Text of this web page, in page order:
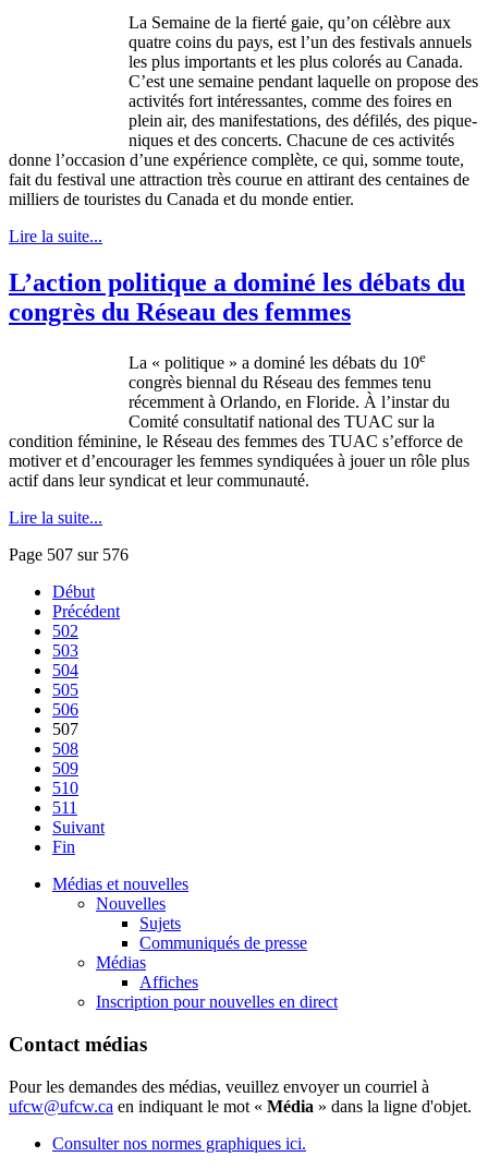
La Semaine de la fierté gaie, qu’on célèbre aux
quatre coins du pays, est l’un des festivals annuels
les plus importants et les plus colorés au Canada.
C’est une semaine pendant laquelle on propose des
activités fort intéressantes, comme des foires en
plein air, des manifestations, des défilés, des pique-
niques et des concerts. Chacune de ces activités
donne l’occasion d’une expérience complète, ce qui, somme toute,
fait du festival une attraction très courue en attirant des centaines de
milliers de touristes du Canada et du monde entier.
Lire la suite...
L’action politique a dominé les débats du
congrès du Réseau des femmes
La « politique » a dominé les débats du 10e
congrès biennal du Réseau des femmes tenu
récemment à Orlando, en Floride. À l’instar du
Comité consultatif national des TUAC sur la
condition féminine, le Réseau des femmes des TUAC s’efforce de
motiver et d’encourager les femmes syndiquées à jouer un rôle plus
actif dans leur syndicat et leur communauté.
Lire la suite...
Page 507 sur 576
Début
Précédent
502
503
504
505
506
507
508
509
510
511
Suivant
Fin
Médias et nouvelles
Nouvelles
Sujets
Communiqués de presse
Médias
Affiches
Inscription pour nouvelles en direct
Contact médias
Pour les demandes des médias, veuillez envoyer un courriel à
ufcw@ufcw.ca en indiquant le mot « Média » dans la ligne d'objet.
Consulter nos normes graphiques ici.